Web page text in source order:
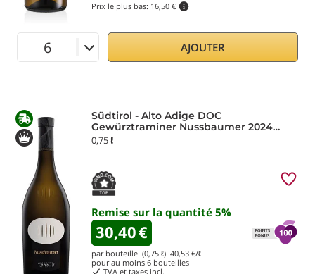
Prix le plus bas: 16,50 €
AJOUTER
Südtirol - Alto Adige DOC
Gewürztraminer Nussbaumer 2024
Tramin
0,75 ℓ
Remise sur la quantité 5%
30,40€
par bouteille (0,75 ℓ) 40,53 €/ℓ
pour au moins 6 bouteilles
TVA et taxes incl.